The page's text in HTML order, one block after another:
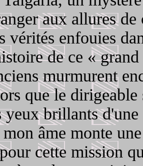
aux allures
vérités enfouies
de ce «
murmurent
que le
yeux brillants
mon âme monte
cette mission